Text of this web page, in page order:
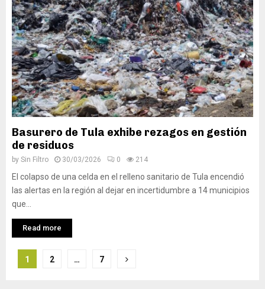
Basurero de Tula exhibe rezagos en gestión
de residuos
by Sin Filtro 30/03/2026 0 214
El colapso de una celda en el relleno sanitario de Tula encendió
las alertas en la región al dejar en incertidumbre a 14 municipios
que...
Read more
Navegación
1 2 … 7